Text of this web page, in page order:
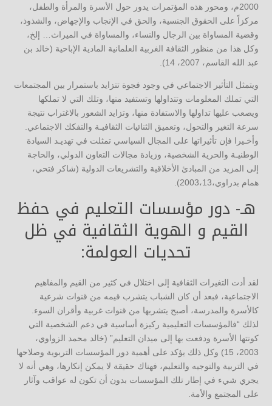
2000م، ومحور هذه المؤتمرات يدور حول الأسرة والمرأة والطفل،
مركزاً على الحقوق الجنسية، والحق في الإنجاب والإجهاض، والشذوذ،
وقضية المساواة بين الرجال والنساء، والمساواة في الميراث… إلخ،
وكل هذا من منظور الثقافة الغربية العلمانية المادية الإباحية (خالد بن
عبد الله القاسم، 2007، 14).
ويتمثل التأثير الاجتماعي في وجود فجوة تتزايد باستمرار بين المجتمعات
التي تملك المعلومات وتتداولها وتستفيد منها، وتلك التي لا تملكها
ويصعب عليها تداولها والاستفادة منها، وتزايد الشعور بالاغتراب نتيجة
سرعة التغير والتحول، وتعميق الثنائيات الثقافيـة والتفكك الاجتماعي.
وأخـيرا فإن تأثيراتها على المجال السياسي تمثلت في تهديـد السيادة
الوطنيـة والحرية الشخصية، وزيادة مجالات التعاون الدولي، والحاجة
إلى المزيد من المبادئ الأخلاقية والتشريعات الدولية (شاكر فتحي،
همام بدراوي،2003،13).
هـ- دور مؤسسات التعليم في حفظ
القيم و الهوية الثقافية في ظل
تحديات العولمة:
لقد أدت التغيرات الثقافية إلى اختلال في كثير من القيم والمفاهيم
الاجتماعية، فبعد أن كان الشباب يتشرب قيمه من قنوات شرعية
كالأسرة والمدرسة، أصبح يتشربها من قنوات غربية وأقران السوء.
لذلك “فالمؤسسات التعليمية ركيزة أساسية في دعم الشخصية التي
كونتها الأسرة ودفعت بها إلى ميدان التعليم” (خالد محمد الزواوي،
2003، 15) وكل ذلك يؤكد على أهمية دور المؤسسات التربوية وصلاحها
في التربية والتوجيه والتعليم، فهناك حقيقة لا يمكن إنكارها، وهي أنه لا
يجري شيء في إطار تلك المؤسسات بدون أن تكون له عواقب وآثار
على المجتمع والأمة.